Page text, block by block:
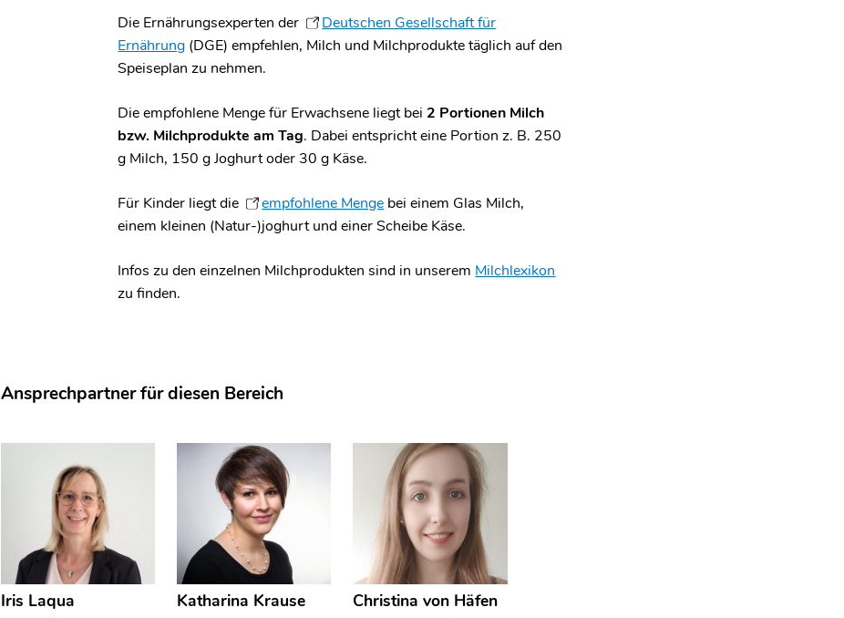
Die Ernährungsexperten der
Deutschen Gesellschaft für
Ernährung (DGE) empfehlen, Milch und Milchprodukte täglich auf den
Speiseplan zu nehmen.
Die empfohlene Menge für Erwachsene liegt bei 2 Portionen Milch
bzw. Milchprodukte am Tag. Dabei entspricht eine Portion z. B. 250
g Milch, 150 g Joghurt oder 30 g Käse.
Für Kinder liegt die empfohlene Menge bei einem Glas Milch,
einem kleinen (Natur-)joghurt und einer Scheibe Käse.
Infos zu den einzelnen Milchprodukten sind in unserem Milchlexikon
zu finden.
Ansprechpartner für diesen Bereich
Iris Laqua Katharina Krause Christina von Häfen